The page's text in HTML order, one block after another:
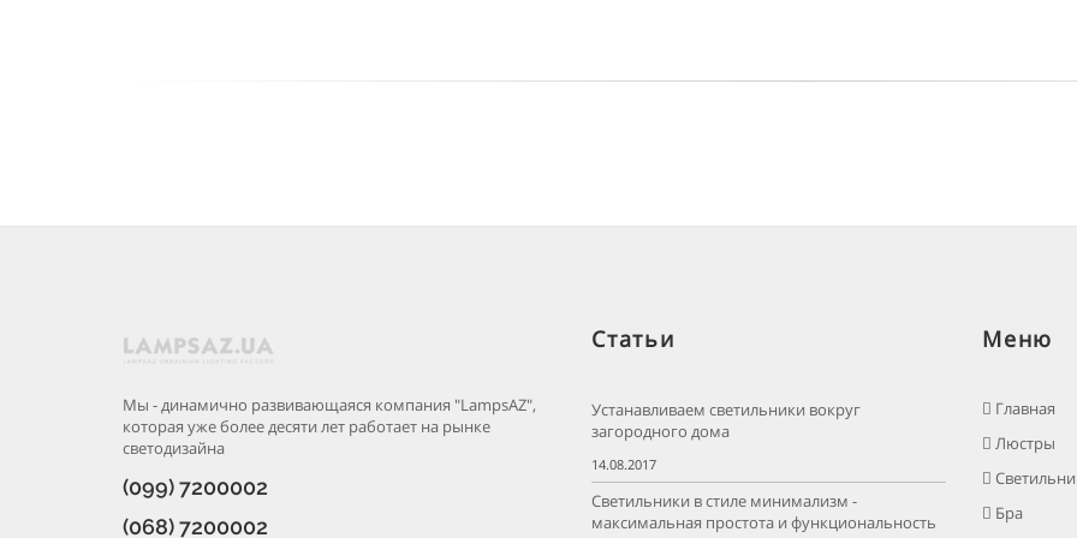
Мы - динамично развивающаяся компания "LampsAZ",
которая уже более десяти лет работает на рынке
светодизайна
(099) 7200002
(068) 7200002
Статьи
Устанавливаем светильники вокруг
загородного дома
14.08.2017
Светильники в стиле минимализм -
максимальная простота и функциональность
Меню
Главная
Люстры
Бра